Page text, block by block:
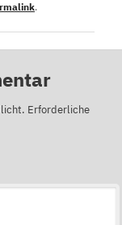
.
Erforderliche